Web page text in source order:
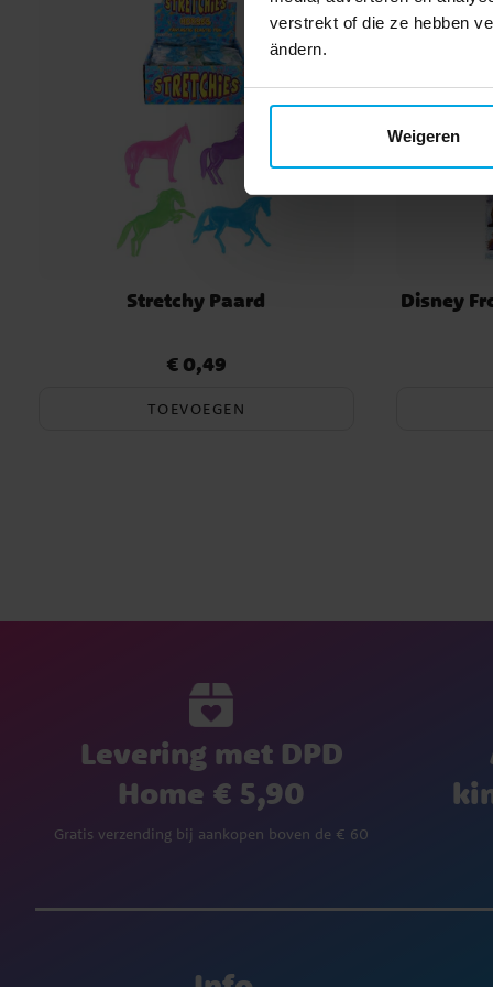
verstrekt of die ze hebben
ändern.
Weigeren
Stretchy Paard
Prijs:€ 0,49
€ 0,49
TOEVOEGEN
Disney
Levering met DPD
Home € 5,90
Gratis verzending bij aankopen boven de € 60